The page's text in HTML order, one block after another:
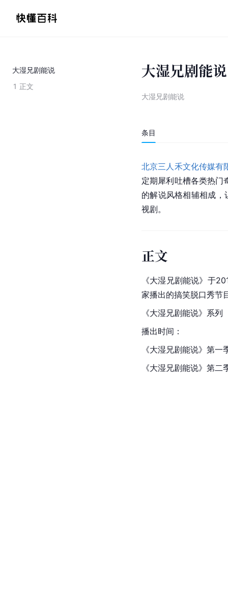
大湿兄剧能说
1 正文
大湿兄剧能说
大湿兄剧能说
条目
北京三人禾文化传媒有
定期犀利吐槽各类热门
的解说风格相辅相成
视剧。
正文
《大湿兄剧能说》于
家播出的搞笑脱口秀节
《大湿兄剧能说》系列
播出时间：
《大湿兄剧能说》第
《大湿兄剧能说》第